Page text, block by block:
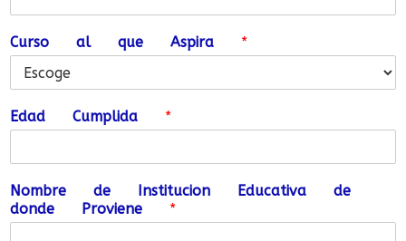
Curso al que Aspira *
Edad Cumplida *
Nombre de Institucion Educativa de
donde Proviene *